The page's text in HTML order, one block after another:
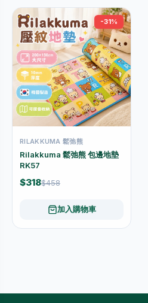
-31%
RILAKKUMA 鬆弛熊
Rilakkuma 鬆弛熊 包邊地墊
RK57
$318$458
加入購物車